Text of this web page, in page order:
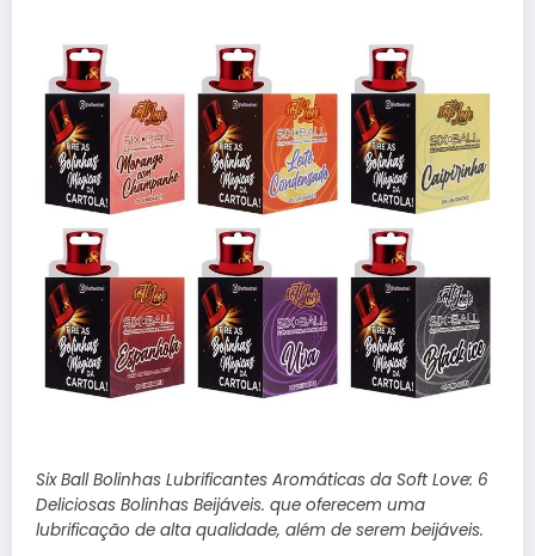
Six Ball Bolinhas Lubrificantes Aromáticas da Soft Love: 6
Deliciosas Bolinhas Beijáveis. que oferecem uma
lubrificação de alta qualidade, além de serem beijáveis.